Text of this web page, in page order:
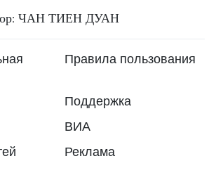
ЧАН ТИЕН ДУАН
Правила пользования
Поддержка
ВИА
Реклама